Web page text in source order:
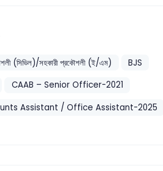
(সিভিল)/সহকারী প্রকৌশলী (ই/এম)
BJS
CAAB – Senior Officer-2021
Assistant / Office Assistant-2025